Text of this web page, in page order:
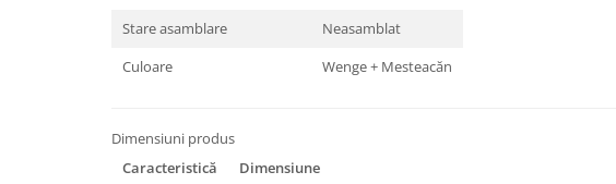
Stare asamblare
Neasamblat
Culoare
Wenge + Mesteacăn
Dimensiuni produs
Caracteristică
Dimensiune